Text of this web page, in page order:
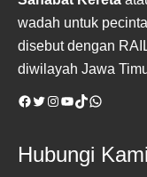
wadah untuk
disebut dengan
diwilayah Jawa
Facebook Twitter Instagram YouTube TikTok WhatsApp
Hubungi Kami